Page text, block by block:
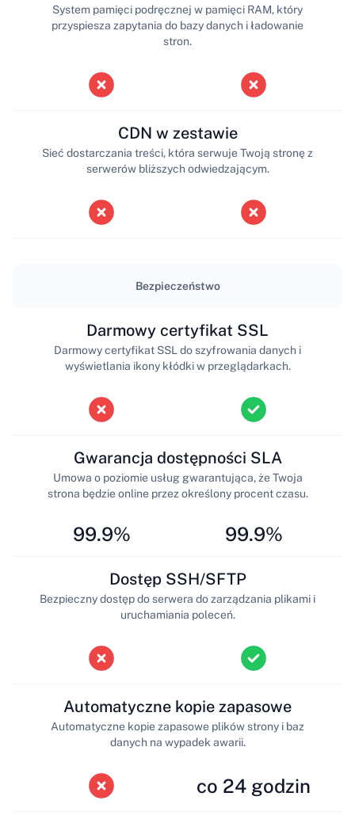
System pamięci podręcznej w pamięci RAM, który
przyspiesza zapytania do bazy danych i ładowanie
stron.
CDN w zestawie
Sieć dostarczania treści, która serwuje Twoją stronę z
serwerów bliższych odwiedzającym.
Bezpieczeństwo
Darmowy certyfikat SSL
Darmowy certyfikat SSL do szyfrowania danych i
wyświetlania ikony kłódki w przeglądarkach.
99.9%
Gwarancja dostępności SLA
Umowa o poziomie usług gwarantująca, że Twoja
strona będzie online przez określony procent czasu.
99.9%
Dostęp SSH/SFTP
Bezpieczny dostęp do serwera do zarządzania plikami i
uruchamiania poleceń.
Automatyczne kopie zapasowe
Automatyczne kopie zapasowe plików strony i baz
danych na wypadek awarii.
co 24 godzin